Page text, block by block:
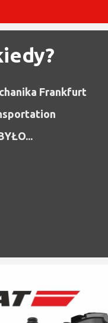
Frankfurt